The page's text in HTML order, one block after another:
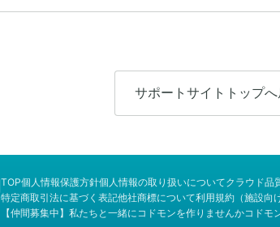
サポートサイトトップへ
TOP個人情報保護方針個人情報の取り扱いについてクラウド品
特定商取引法に基づく表記他社商標について利用規約（施設向け
【仲間募集中】私たちと一緒にコドモンを作りませんかコドモ